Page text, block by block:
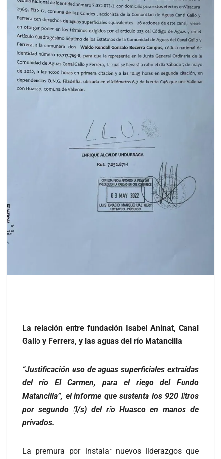
La relación entre fundación Isabel Aninat, Canal
Gallo y Ferrera, y las aguas del río Matancilla
“Justificación uso de aguas superficiales extraídas
del río El Carmen, para el riego del Fundo
Matancilla”, el informe que sustenta los 920 litros
por segundo (l/s) del río Huasco en manos de
privados.
La premura por instalar nuevos liderazgos que